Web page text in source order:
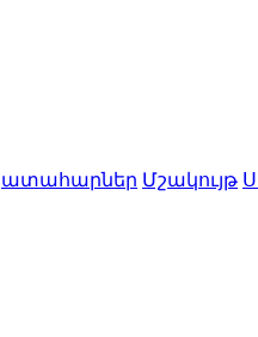
Մշակույթ